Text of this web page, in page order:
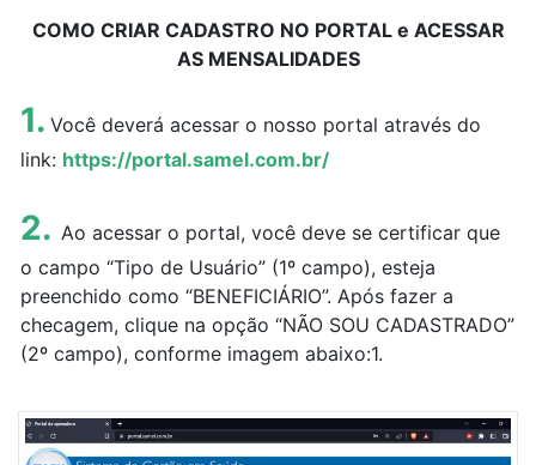
Manual do Paciente
Cotar Plano de Saúde
(92) 2129-2200
Site da Samel
Blog da Samel
COMO CRIAR CADASTRO NO PORTAL e ACESSAR
AS MENSALIDADES
1. Você deverá acessar o nosso portal através do
link: https://portal.samel.com.br/
2. Ao acessar o portal, você deve se certificar que
o campo “Tipo de Usuário” (1º campo), esteja
preenchido como “BENEFICIÁRIO”. Após fazer a
checagem, clique na opção “NÃO SOU CADASTRADO”
(2º campo), conforme imagem abaixo:1.